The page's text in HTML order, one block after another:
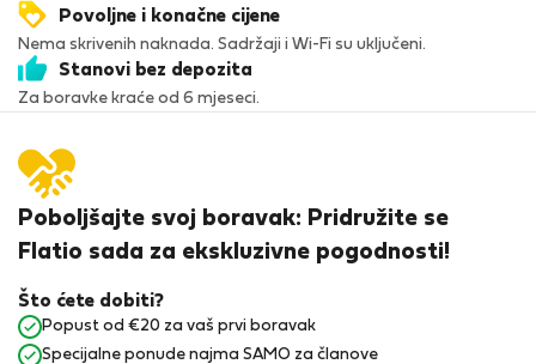
Povoljne i konačne cijene
Nema skrivenih naknada. Sadržaji i Wi-Fi su uključeni.
Stanovi bez depozita
Za boravke kraće od 6 mjeseci.
Poboljšajte svoj boravak: Pridružite se
Flatio sada za ekskluzivne pogodnosti!
Što ćete dobiti?
Popust od €20 za vaš prvi boravak
Specijalne ponude najma SAMO za članove